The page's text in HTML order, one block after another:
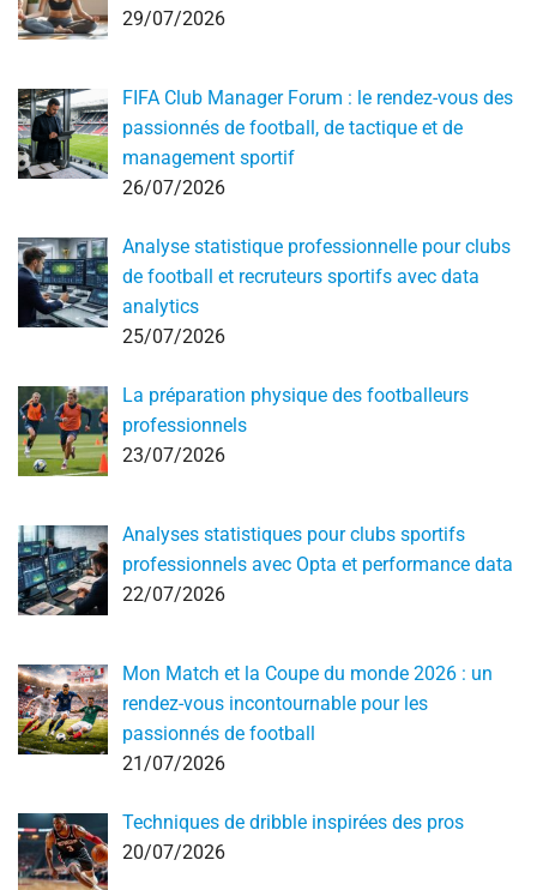
29/07/2026
FIFA Club Manager Forum : le rendez-vous des
passionnés de football, de tactique et de
management sportif
26/07/2026
Analyse statistique professionnelle pour clubs
de football et recruteurs sportifs avec data
analytics
25/07/2026
La préparation physique des footballeurs
professionnels
23/07/2026
Analyses statistiques pour clubs sportifs
professionnels avec Opta et performance data
22/07/2026
Mon Match et la Coupe du monde 2026 : un
rendez-vous incontournable pour les
passionnés de football
21/07/2026
Techniques de dribble inspirées des pros
20/07/2026